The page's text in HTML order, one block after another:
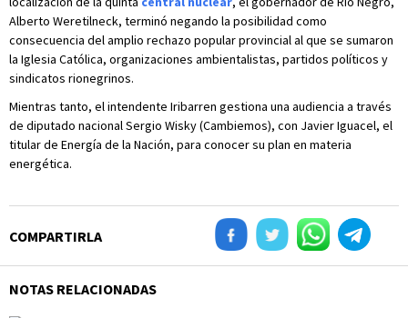
Alberto Weretilneck, terminó negando la posibilidad como
consecuencia del amplio rechazo popular provincial al que se sumaron
la Iglesia Católica, organizaciones ambientalistas, partidos políticos y
sindicatos rionegrinos.
Mientras tanto, el intendente Iribarren gestiona una audiencia a través
de diputado nacional Sergio Wisky (Cambiemos), con Javier Iguacel, el
titular de Energía de la Nación, para conocer su plan en materia
energética.
COMPARTIRLA
NOTAS RELACIONADAS